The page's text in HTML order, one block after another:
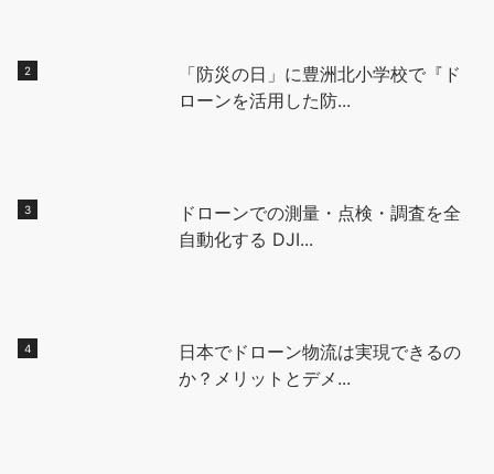
「防災の日」に豊洲北小学校で『ド
ローンを活用した防...
ドローンでの測量・点検・調査を全
自動化する DJI...
日本でドローン物流は実現できるの
か？メリットとデメ...